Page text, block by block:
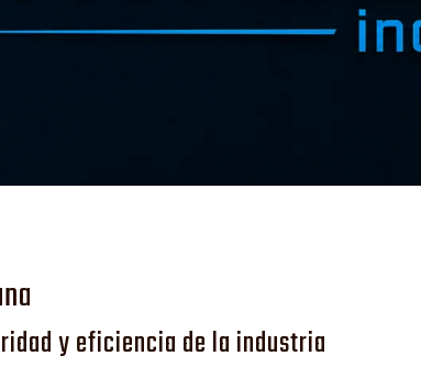
y eficiencia de la industria